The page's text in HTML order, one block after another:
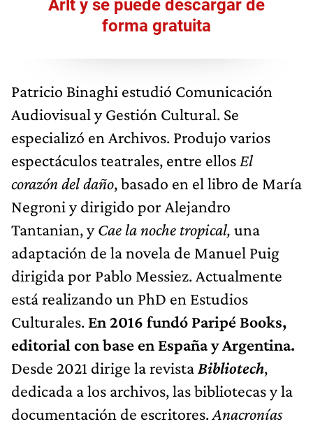
Arlt y se puede descargar de
forma gratuita
Patricio Binaghi estudió Comunicación
Audiovisual y Gestión Cultural. Se
especializó en Archivos. Produjo varios
espectáculos teatrales, entre ellos El
corazón del daño, basado en el libro de María
Negroni y dirigido por Alejandro
Tantanian, yCae la noche tropical, una
adaptación de la novela de Manuel Puig
dirigida por Pablo Messiez. Actualmente
está realizando un PhD en Estudios
Culturales. En 2016 fundó Paripé Books,
editorial con base en España y Argentina.
Desde 2021 dirige la revistaBibliotech,
dedicada a los archivos, las bibliotecas y la
documentación de escritores.Anacronías